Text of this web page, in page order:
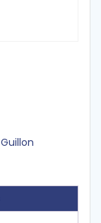
Guillon